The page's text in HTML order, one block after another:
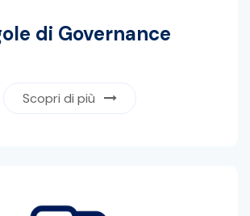
di Governance
Scopri di più